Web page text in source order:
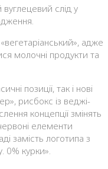
слід у
адже
молочні продукти та
позиції, так і нові
рисбокс із веджі-
концепції змінять
елементи
замість логотипа з
0% курки».